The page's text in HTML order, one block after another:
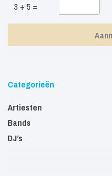
3 + 5 =
Categorieën
Artiesten
Bands
DJ’s